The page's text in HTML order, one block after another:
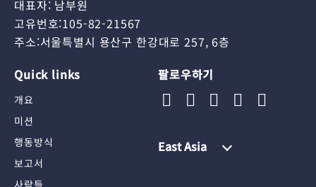
대표자: 남부원
고유번호:105-82-21567
주소:서울특별시 용산구 한강대로 257, 6층
Quick links
개요
미션
행동방식
보고서
팔로우하기
East Asia